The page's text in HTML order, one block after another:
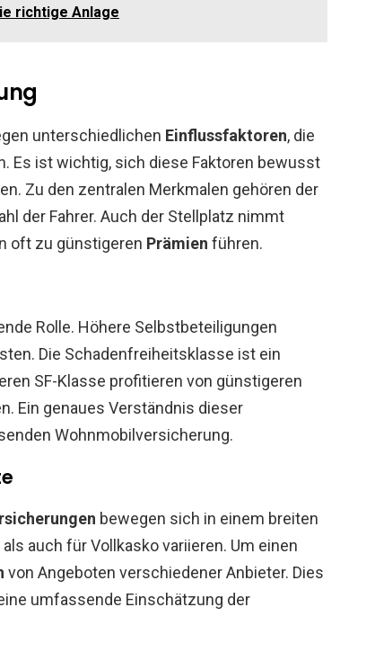
richtige Anlage
unterschiedlichen Einflussfaktoren, die
Es ist wichtig, sich diese Faktoren bewusst
Zu den zentralen Merkmalen gehören der
der Fahrer. Auch der Stellplatz nimmt
oft zu günstigeren Prämien führen.
Rolle. Höhere Selbstbeteiligungen
Die Schadenfreiheitsklasse ist ein
SF-Klasse profitieren von günstigeren
Ein genaues Verständnis dieser
Wohnmobilversicherung.
bewegen sich in einem breiten
auch für Vollkasko variieren. Um einen
von Angeboten verschiedener Anbieter. Dies
umfassende Einschätzung der